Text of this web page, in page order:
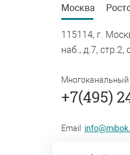
Москва
115114, г.
наб., д.7, стр.2,
Многоканальный
+7(495)
Email